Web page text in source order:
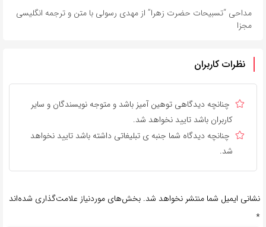
مداحی “تسبیحات حضرت زهرا” از مهدی رسولی با متن و ترجمه انگلیسی
مجزا
نظرات کاربران
چنانچه دیدگاهی توهین آمیز باشد و متوجه نویسندگان و سایر
کاربران باشد تایید نخواهد شد.
چنانچه دیدگاه شما جنبه ی تبلیغاتی داشته باشد تایید نخواهد
شد.
نشانی ایمیل شما منتشر نخواهد شد. بخش‌های موردنیاز علامت‌گذاری شده‌اند
*